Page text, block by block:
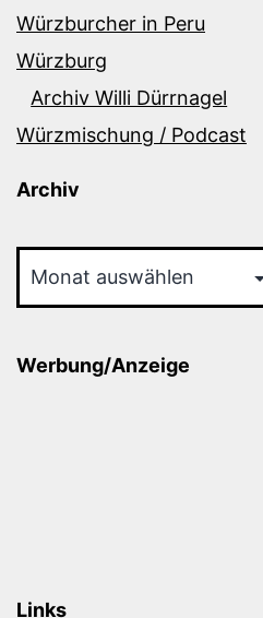
Würzburcher in Peru
Würzburg
Archiv Willi Dürrnagel
Würzmischung / Podcast
Archiv
Werbung/Anzeige
Links